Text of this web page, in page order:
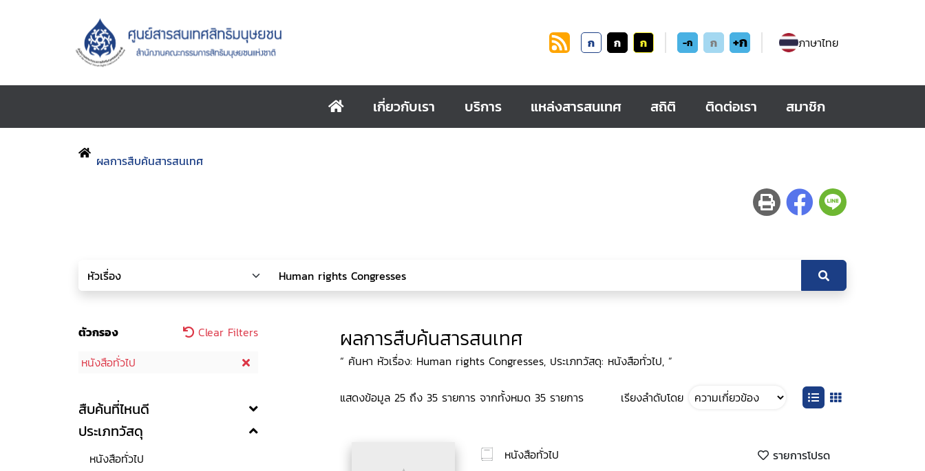
ก ก ก -ก ก +ก ภาษาไทย
เกี่ยวกับเรา บริการ แหล่งสารสนเทศ สถิติ ติดต่อเรา สมาชิก
ผลการสืบค้นสารสนเทศ
ตัวกรอง
Clear Filters
หนังสือทั่วไป
สืบค้นที่ไหนดี
ประเภทวัสดุ
หนังสือทั่วไป
ผลการสืบค้นสารสนเทศ
“ ค้นหา หัวเรื่อง: Human rights Congresses, ประเภทวัสดุ: หนังสือทั่วไป, ”
แสดงข้อมูล 25 ถึง 35 รายการ จากทั้งหมด 35 รายการ เรียงลำดับโดย
หนังสือทั่วไป รายการโปรด